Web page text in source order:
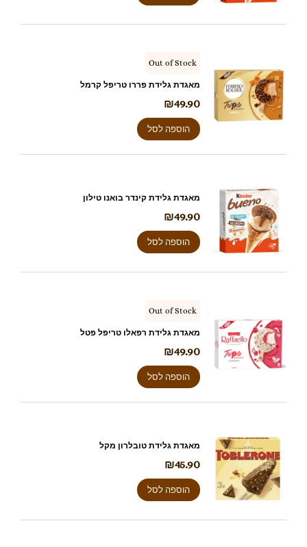
Out of Stock
מאגדת גלידת פררו טריפל קרמל
₪49.90
הוספה לסל
מאגדת גלידת קינדר בואנו טילון
₪49.90
הוספה לסל
Out of Stock
מאגדת גלידת רפאלו טריפל פטל
₪49.90
הוספה לסל
מאגדת גלידת טובלרון מקל
₪45.90
הוספה לסל